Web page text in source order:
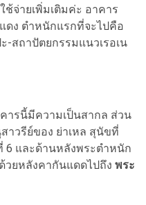
จ่ายเพิ่มเติมค่ะ อาคาร
ดง ตำหนักแรกที่จะไปคือ
-สถาปัตยกรรมแนวเรอเน
ารนี้มีความเป็นสากล ส่วน
วรีย์ของ ย่าเหล สุนัขที่
6 และด้านหลังพระตำหนัก
ยหลังคากันแดดไปถึง พระ